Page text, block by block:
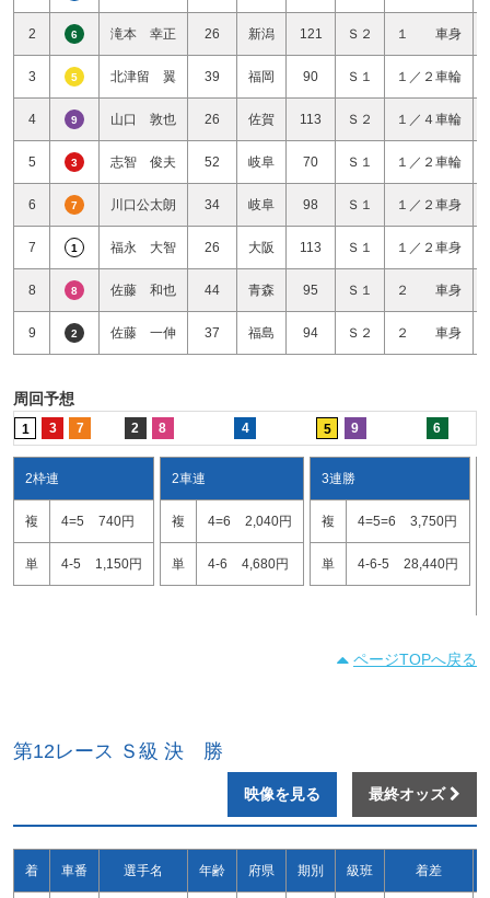
2 6 滝本 幸正 26 新潟 121 Ｓ２ １ 車身
3 5 北津留 翼 39 福岡 90 Ｓ１ １／２車輪
4 9 山口 敦也 26 佐賀 113 Ｓ２ １／４車輪
5 3 志智 俊夫 52 岐阜 70 Ｓ１ １／２車輪
6 7 川口公太朗 34 岐阜 98 Ｓ１ １／２車身
7 1 福永 大智 26 大阪 113 Ｓ１ １／２車身
8 8 佐藤 和也 44 青森 95 Ｓ１ ２ 車身
9 2 佐藤 一伸 37 福島 94 Ｓ２ ２ 車身
周回予想
1 3 7 2 8 4 5 9 6
2枠連
複 4=5 740円
単 4-5 1,150円
2車連
複 4=6 2,040円
単 4-6 4,680円
3連勝
複 4=5=6 3,750円
単 4-6-5 28,440円
ページTOPへ戻る
第12レース Ｓ級 決 勝
映像を見る 最終オッズ
着 車番 選手名 年齢 府県 期別 級班 着差